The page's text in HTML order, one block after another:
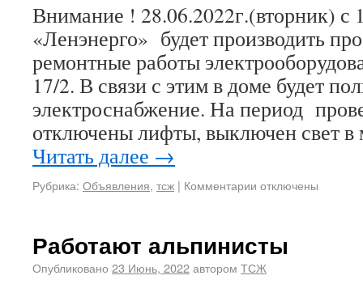
Внимание ! 28.06.2022г.(вторник) с
«Ленэнерго» будет производить
ремонтные работы
17/2. В связи с этим в доме будет
электроснабжение. На период
отключены лифты, выключен свет
Читать далее →
Рубрика: Объявления, тсж | Комментарии отключены
Работают альпинисты
Опубликовано 23 Июнь, 2022автором ТСЖ